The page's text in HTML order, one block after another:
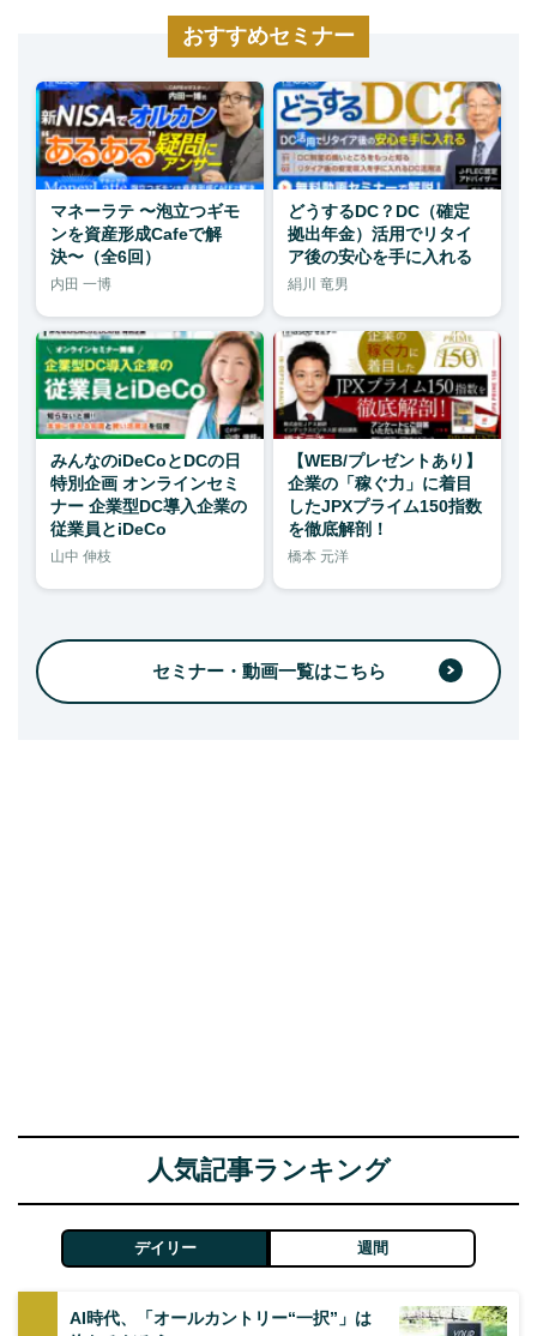
おすすめセミナー
マネーラテ 〜泡立つギモ
ンを資産形成Cafeで解
決〜（全6回）
内田 一博
どうするDC？DC（確定
拠出年金）活用でリタイ
ア後の安心を手に入れる
絹川 竜男
みんなのiDeCoとDCの日
特別企画 オンラインセミ
ナー 企業型DC導入企業の
従業員とiDeCo
山中 伸枝
【WEB/プレゼントあり】
企業の「稼ぐ力」に着目
したJPXプライム150指数
を徹底解剖！
橋本 元洋
セミナー・動画一覧はこちら
人気記事ランキング
デイリー 週間
AI時代、「オールカントリー“一択”」は